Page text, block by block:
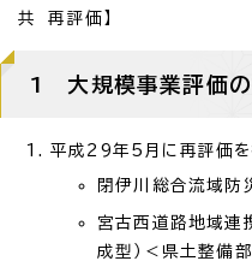
共 再評価】
1 大規模事業評価
平成29年5月に再評価を
閉伊川総合流域防
宮古西道路地域連
成型）＜県土整備